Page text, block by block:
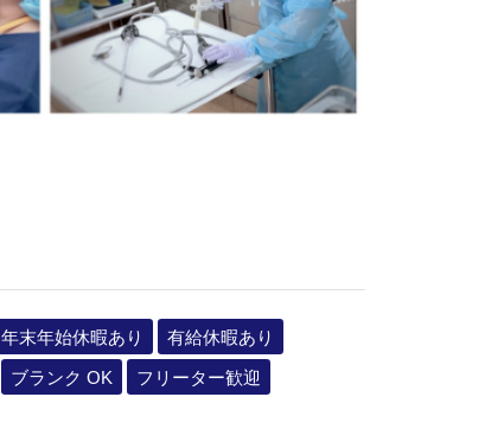
年末年始休暇あり
有給休暇あり
ブランク OK
フリーター歓迎